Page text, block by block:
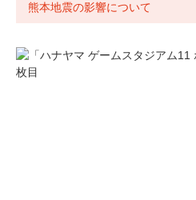
熊本地震の影響について